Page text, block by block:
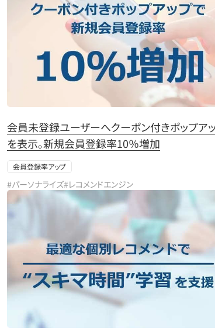
会員未登録ユーザーへクーポン付きポップア
を表示。新規会員登録率10％増加
会員登録率アップ
#パーソナライズ#レコメンドエンジン